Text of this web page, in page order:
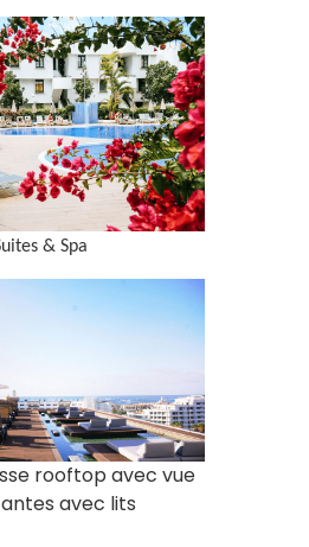
& Spa
rooftop avec vue
avec lits